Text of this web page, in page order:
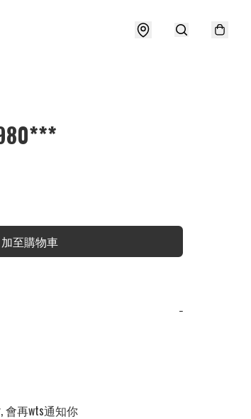
加至購物車
−
會再wts通知你